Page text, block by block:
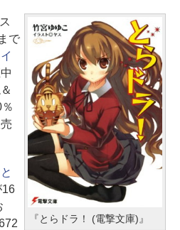
『とらドラ！ (電撃文庫)』
で
と
16